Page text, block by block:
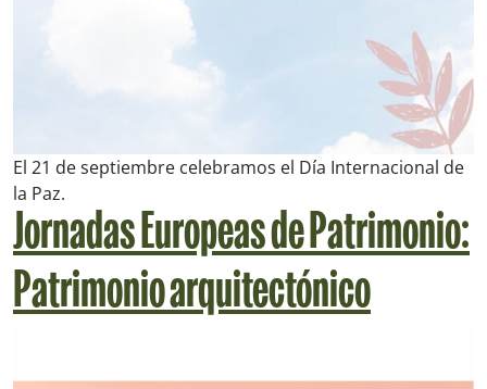
El 21 de septiembre celebramos el Día Internacional de
la Paz.
Jornadas Europeas de Patrimonio:
Patrimonio arquitectónico